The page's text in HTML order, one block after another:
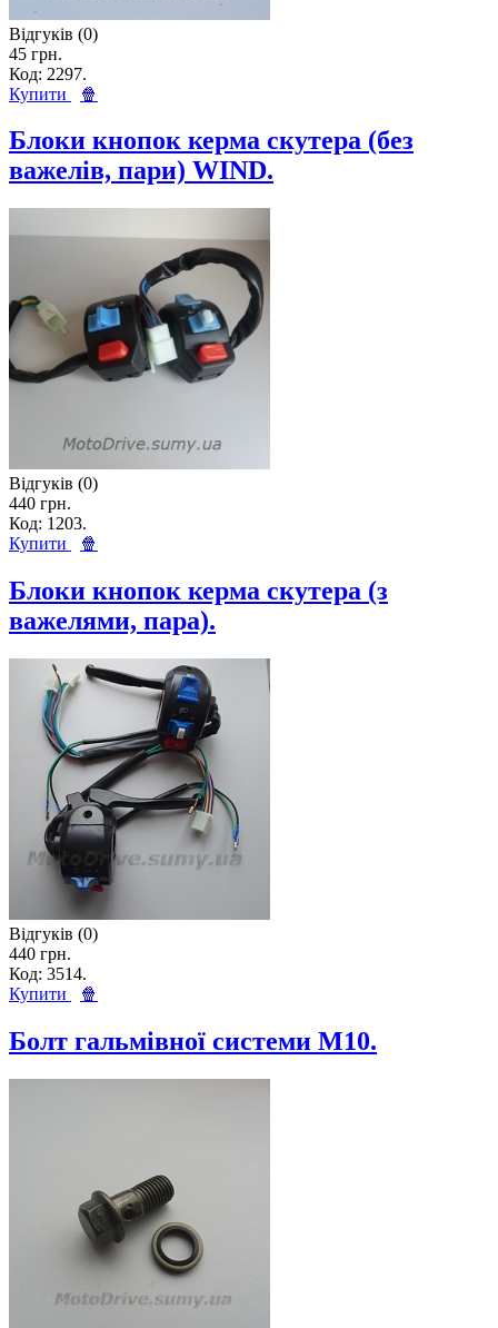
Відгуків (0)
45 грн.
Код: 2297.
Купити
🍿
Блоки кнопок керма скутера (без
важелів, пари) WIND.
Відгуків (0)
440 грн.
Код: 1203.
Купити
🍿
Блоки кнопок керма скутера (з
важелями, пара).
Відгуків (0)
440 грн.
Код: 3514.
Купити
🍿
Болт гальмівної системи M10.